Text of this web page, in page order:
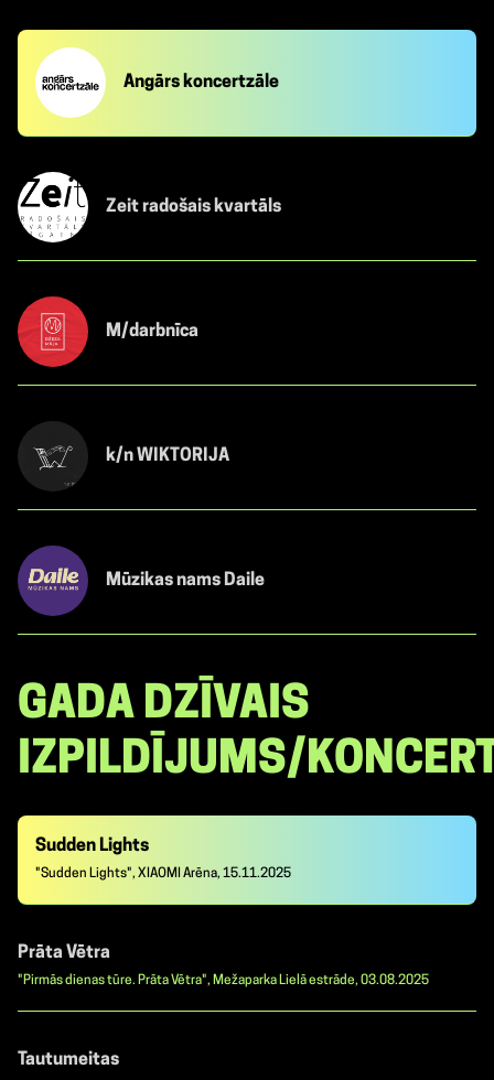
Angārs koncertzāle
Zeit radošais kvartāls
M/darbnīca
k/n WIKTORIJA
Mūzikas nams Daile
GADA DZĪVAIS
IZPILDĪJUMS/
Sudden Lights
"Sudden Lights", XIAOMI Arēna, 15.11.2025
Prāta Vētra
"Pirmās dienas tūre. Prāta Vētra", Mežaparka Lielā estrāde, 03.08.2025
Tautumeitas